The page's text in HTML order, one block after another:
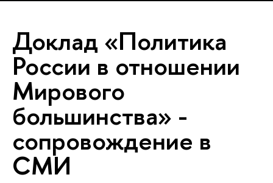
Доклад «Политика
России в отношении
Мирового
большинства» -
сопровождение в
СМИ